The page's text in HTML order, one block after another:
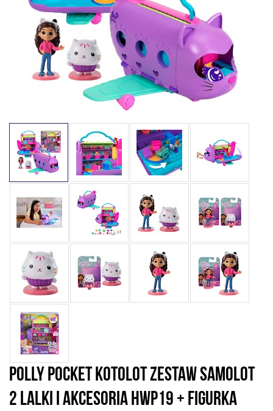
POLLY POCKET KOTOLOT ZESTAW SAMOLOT
2 LALKI I AKCESORIA HWP19 + FIGURKA